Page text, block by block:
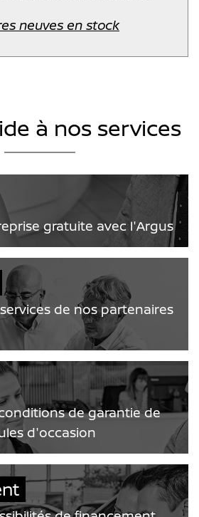
neuves en stock
à nos services
gratuite avec l'Argus
de nos partenaires
de garantie de
d'occasion